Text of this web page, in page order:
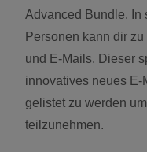
Advanced Bundle. In
Personen kann dir
und E-Mails. Dieser
innovatives neues E-
gelistet zu werden
teilzunehmen.